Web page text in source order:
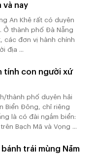
và nay
An Khê rất có duyên
Ở thành phố Đà Nẵng
các đơn vị hành chính
địa ...
tính con người xứ
thành phố duyên hải
Biển Đông, chỉ riêng
là có đài ngắm biển:
Bạch Mã và Vọng ...
trái mùng Năm